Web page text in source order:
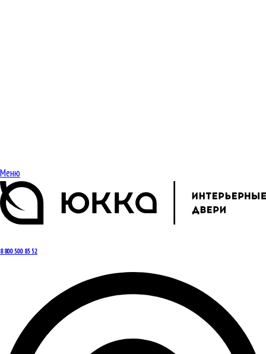
Меню
8 800 500 85 52